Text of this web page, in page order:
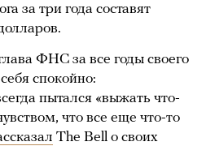
за три года составят
ФНС за все годы своего
спокойно:
пытался «выжать что-
что все еще что-то
The Bell о своих